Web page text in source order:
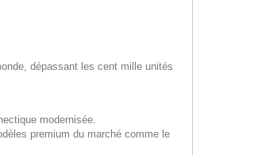
dépassant les cent mille unités
modernisée.
premium du marché comme le